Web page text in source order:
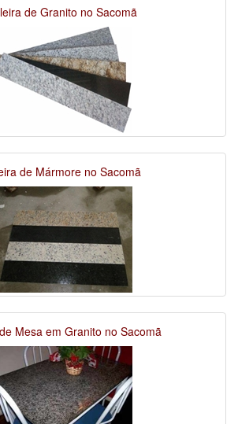
de Granito no Sacomã
de Mármore no Sacomã
Mesa em Granito no Sacomã